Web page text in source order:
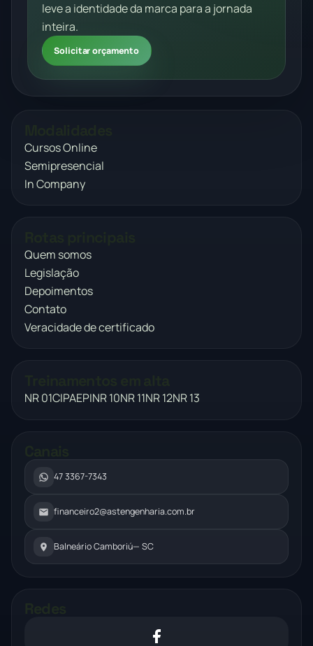
leve a identidade da marca para a jornada
inteira.
Solicitar orçamento
Cursos Online
Semipresencial
In Company
Quem somos
Legislação
Depoimentos
Contato
Veracidade de certificado
NR 01CIPAEPINR 10NR 11NR 12NR 13
47 3367-7343
financeiro2@astengenharia.com.br
Balneário Camboriú— SC